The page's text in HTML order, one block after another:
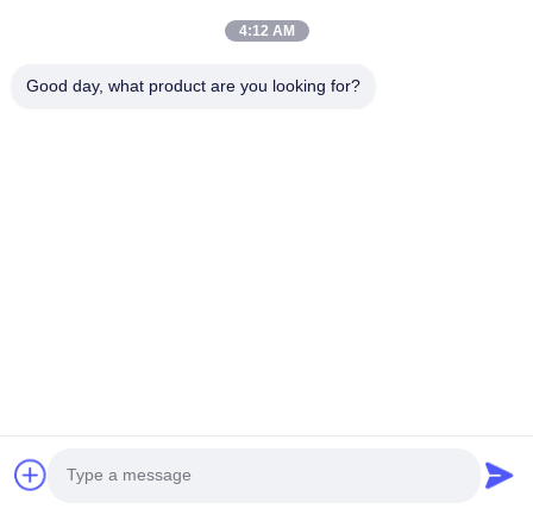
4:12 AM
Good day, what product are you looking for?